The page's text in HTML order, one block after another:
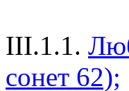
III.1.1.
сонет 62);